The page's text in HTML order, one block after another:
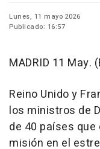
Lunes, 11 mayo 2026
Publicado: 16:57
MADRID 11 May.
Reino Unido y
los ministros de
de 40 países
misión en el